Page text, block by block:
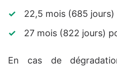
22,5 mois (685
27 mois (822 jours)
En cas de